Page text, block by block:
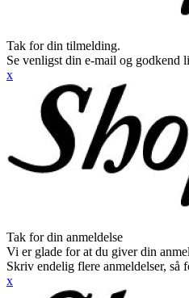
Tak for din tilmelding.
Se venligst din e-mail og godkend
x
Tak for din anmeldelse
Vi er glade for at du giver din
Skriv endelig flere anmeldelser, så
x